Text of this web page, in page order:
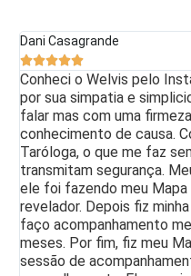
Dani Casagrande

Conheci o Welvis pelo
por sua simpatia e
falar mas com uma
conhecimento de causa.
Taróloga, o que me faz
transmitam segurança.
ele foi fazendo meu
revelador. Depois fiz
faço acompanhamento
meses. Por fim, fiz meu
sessão de